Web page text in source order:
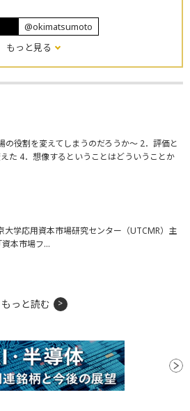
@okimatsumoto
もっと見る
の役割を変えてしまうのだろうか〜 2．評価と
た 4．想像するということはどういうことか
大学応用資本市場研究センター（UTCMR）主
本市場フ...
もっと読む